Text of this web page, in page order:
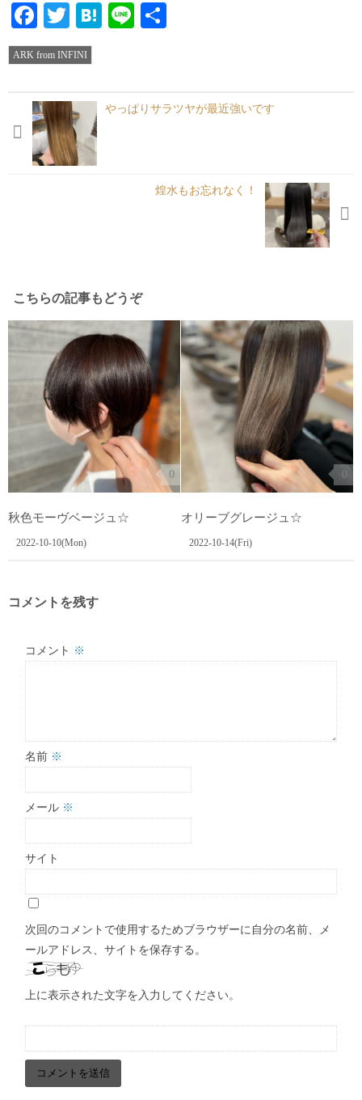
Facebook
TwitterHatena
Line
ARK from INFINI
やっぱりサラツヤが最近強いです
煌水もお忘れなく！
こちらの記事もどうぞ
0
秋色モーヴベージュ☆
2022-10-10(Mon)
0
オリーブグレージュ☆
2022-10-14(Fri)
コメントを残す
コメント ※
名前 ※
メール ※
サイト
次回のコメントで使用するためブラウザーに自分の名前、メ
ールアドレス、サイトを保存する。
上に表示された文字を入力してください。